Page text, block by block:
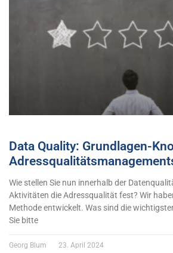
Data Quality: Grundlagen-
Wie stellen Sie nun innerhalb der
Aktivitäten die Adressqualität fest? Wir
Methode entwickelt. Was sind die
Sie bitte
Georg Blum 23. April 2024